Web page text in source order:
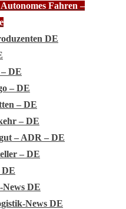
Fahren –
DE
DE
– DE
– DE
– DE
– ADR – DE
– DE
DE
News DE
News DE